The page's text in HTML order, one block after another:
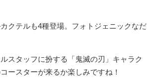
クテルも4種登場。フォトジェニックなだ
スタッフに扮する「鬼滅の刃」キャラク
ースターが来るか楽しみですね！